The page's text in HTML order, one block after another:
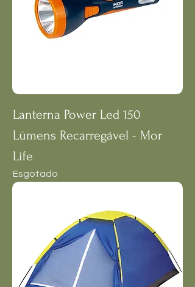
Lanterna Power Led 150
Lúmens Recarregável - Mor
Life
Esgotado